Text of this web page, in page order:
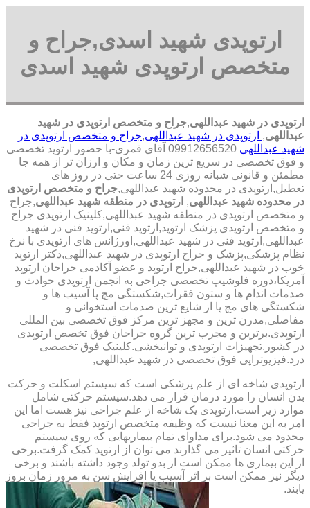
ارتوپدی شهید اسدی,جراح و
متخصص ارتوپدی شهید اسدی
ارتوپدی در شهید عبداللهی,جراح و متخصص ارتوپدی در شهید
عبداللهی, ارتوپدی در شهید عبداللهی,جراح و متخصص ارتوپدی در
شهید عبداللهی
09912656520 آقای قمری-با حضور ارتوپد تخصصی
و فوق تخصصی در سریع ترین زمان و مکان و ارزان تر از همه جا
مطمئن و قانونی شبانه روزی 24 ساعت حتی در روز های
تعطیل,ارتوپدی در محدوده شهید عبداللهی,جراح و متخصص ارتوپدی
در محدوده شهید عبداللهی, ارتوپدی در منطقه شهید عبداللهی,جراح
و متخصص ارتوپدی در منطقه شهید عبداللهی,کلینیک ارتوپدی جراح
و متخصص ارتوپدی پزشک ارتوپد,ارتوپد فنی,ارتوپد فنی در شهید
عبداللهی,ارتوپد فنی در شهید عبداللهی,اورژانس های ارتوپدی با نرخ
نظام پزشکی,پزشک و جراح ارتوپدی در شهید عبداللهی,دکتر ارتوپد
خوب در شهید عبداللهی,جراح ارتوپد و عضو آکادمی جراحان ارتوپد
آمریکا،دوره فلوشیپ تخصصی جراحی به انجمن ارتوپدی حوادث و
صدمات اندام ها و ستون فقرات,شکستگی مچ پا آسیب ها و
شکستگی های مچ پا از شایع ترین صدمات استخوانی و
مفاصلی,مدرن ترین و مجهز ترین مرکز فوق تخصصی بین المللی
ارتوپدی.برترین ‏و ‏مجرب ‏ترین ‏گروه ‏جراحان ‏فوق ‏تخصص ‏ارتوپدی
‏در ‏کشور.تجهیزات ارتوپدی و توانبخشی.کلینیک فوق تخصصی
درد.فیزیوتراپی فوق تخصصی در شهید عبداللهی,
ارتوپدی شاخه ای از علم پزشکی است که سیستم اسکلت و حرکت
بدن انسان را مورد درمان قرار می دهد.سیستم حرکتی شامل
موارد زیر است.ارتوپدی یک شاخه از علم جراحی نیز هست اما این
امر به این معنا نیست که وظیفه متخصص ارتوپد فقط به جراحی
محدود می شود.برای مداوای تمام بیماریهایی که روی سیستم
حرکتی انسان تاثیر می گذارند می توان از ارتوپد کمک گرفت.برخی
از این بیماری ها ممکن است از بدو تولد وجود داشته باشند و برخی
دیگر نیز ممکن است بر اثر آسیب یا افزایش سن به مرور زمان بروز
یابند.